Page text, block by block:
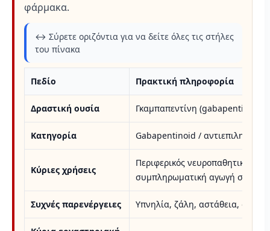
φάρμακα.
↔️ Σύρετε οριζόντια για να δείτε όλες τις στήλες
του πίνακα
Πεδίο Πρακτική πληροφορία
Δραστική ουσία Γκαμπαπεντίνη (gabapentin)
Κατηγορία Gabapentinoid /
Κύριες χρήσεις
Περιφερικός νευροπαθητικός
συμπληρωματική αγωγή σε
Συχνές παρενέργειες Υπνηλία, ζάλη, αστάθεια,